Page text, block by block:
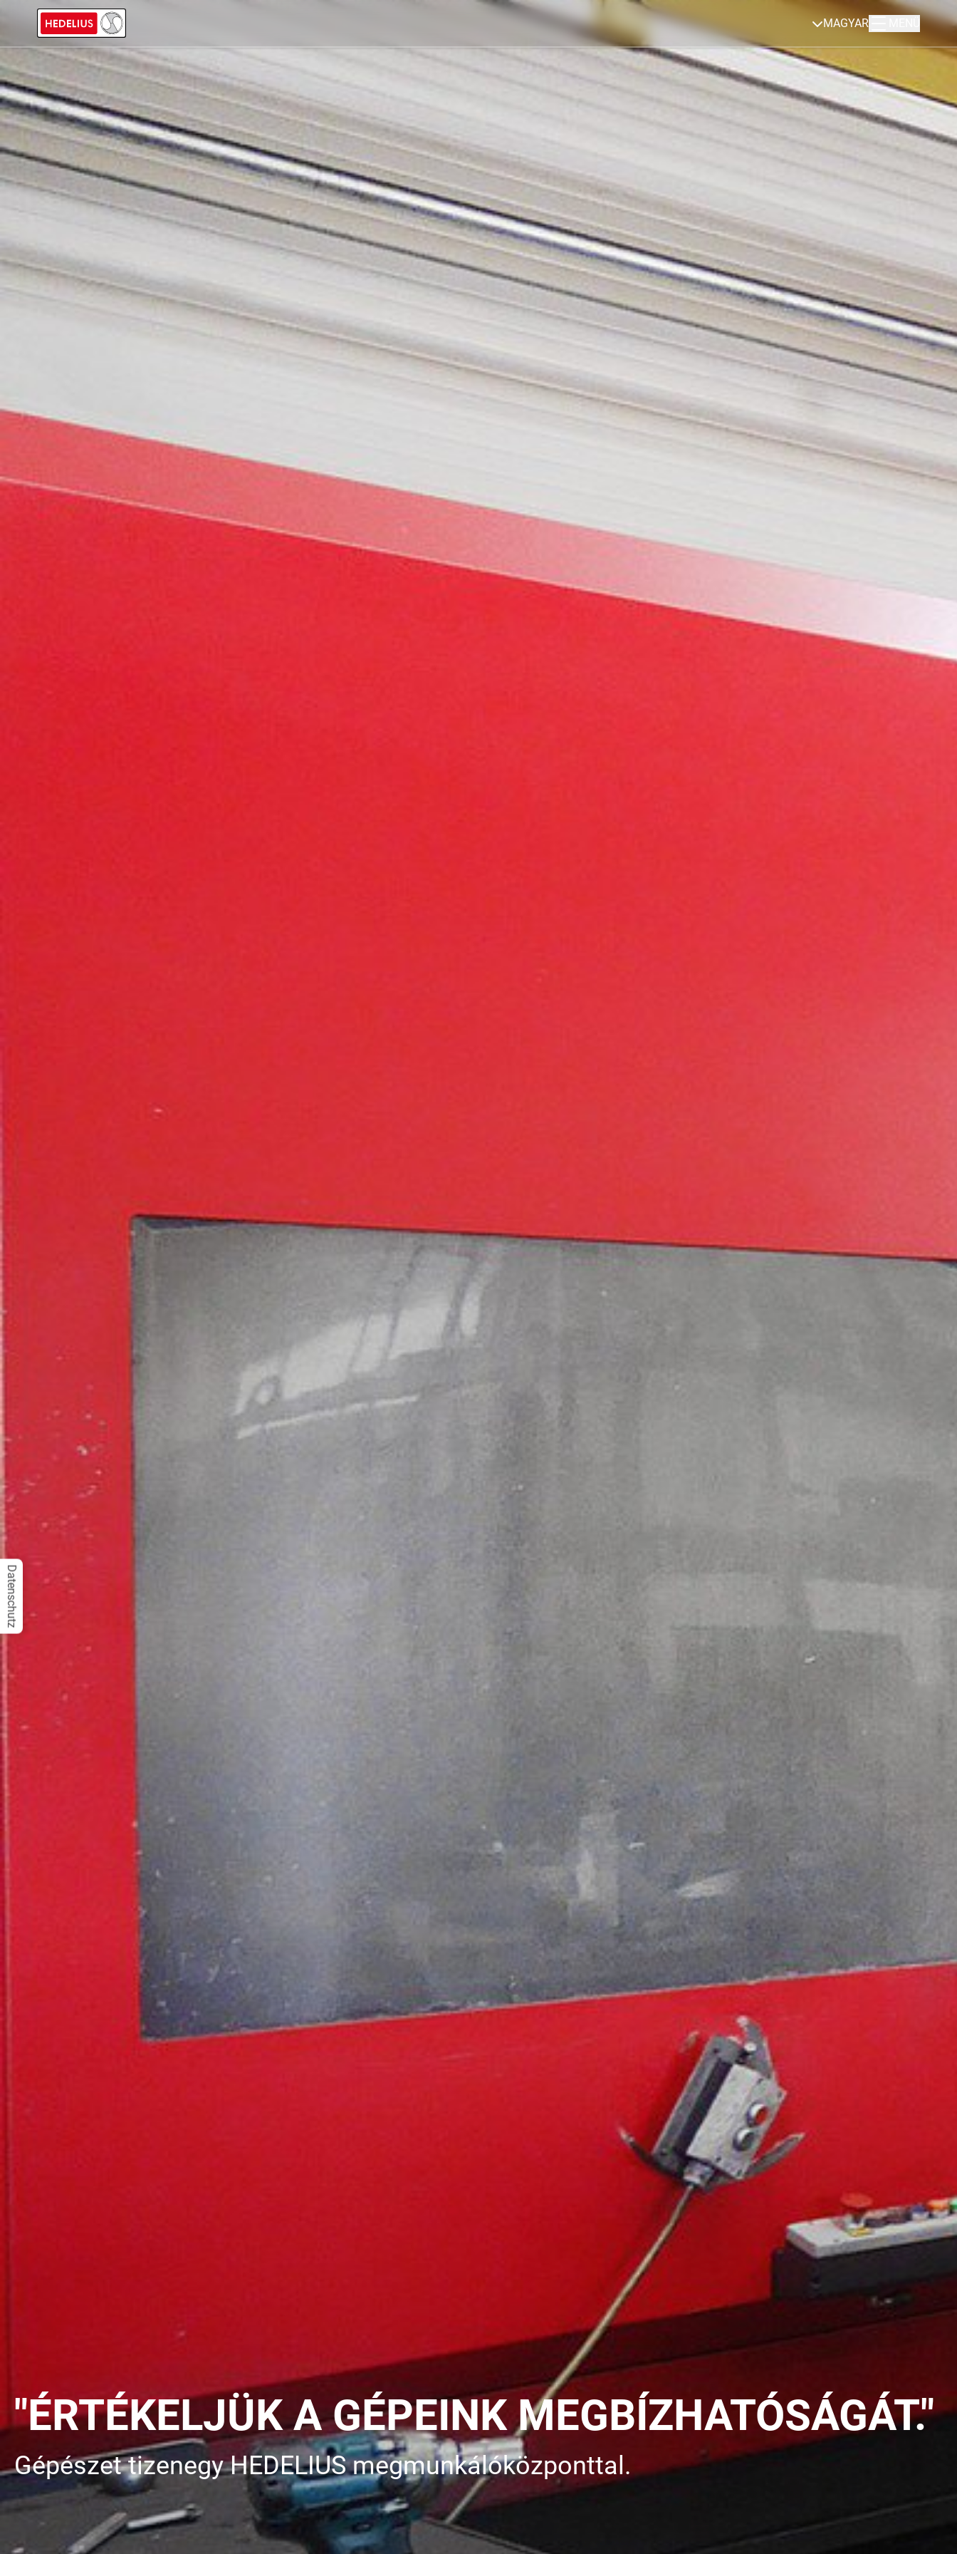
MAGYAR
"ÉRTÉKELJÜK A GÉPEINK MEGBÍZHATÓSÁGÁT."
Gépészet tizenegy HEDELIUS megmunkálóközponttal.
Datenschutz